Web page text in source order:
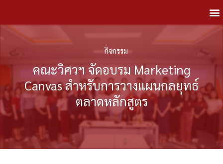
กิจกรรม
คณะวิศวฯ จัดอบรม Marketing
Canvas สำหรับการวางแผนกลยุทธ์
ตลาดหลักสูตร